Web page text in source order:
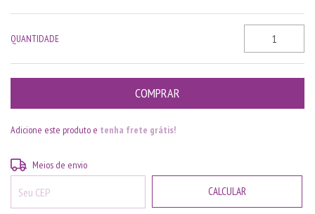
QUANTIDADE
Adicione este produto e tenha frete grátis!
Entregas para o CEP:
Meios de envio
CALCULAR